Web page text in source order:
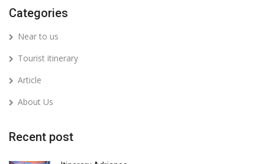
Categories
Near to us
Tourist itinerary
Article
About Us
Recent post